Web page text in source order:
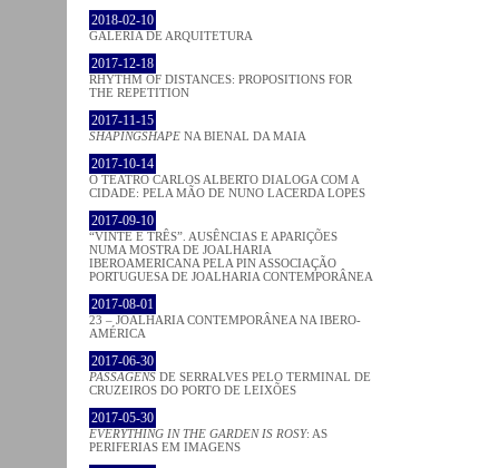
2018-02-10
GALERIA DE ARQUITETURA
2017-12-18
RHYTHM OF DISTANCES: PROPOSITIONS FOR
THE REPETITION
2017-11-15
SHAPINGSHAPE NA BIENAL DA MAIA
2017-10-14
O TEATRO CARLOS ALBERTO DIALOGA COM A
CIDADE: PELA MÃO DE NUNO LACERDA LOPES
2017-09-10
“VINTE E TRÊS”. AUSÊNCIAS E APARIÇÕES
NUMA MOSTRA DE JOALHARIA
IBEROAMERICANA PELA PIN ASSOCIAÇÃO
PORTUGUESA DE JOALHARIA CONTEMPORÂNEA
2017-08-01
23 – JOALHARIA CONTEMPORÂNEA NA IBERO-
AMÉRICA
2017-06-30
PASSAGENS DE SERRALVES PELO TERMINAL DE
CRUZEIROS DO PORTO DE LEIXÕES
2017-05-30
EVERYTHING IN THE GARDEN IS ROSY: AS
PERIFERIAS EM IMAGENS